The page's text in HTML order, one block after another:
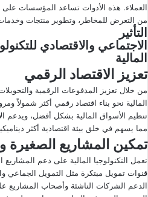
العملاء. هذه الأدوات تساعد المؤسسات على
من التعرض للمخاطر، وتطوير منتجات وخدمات
التأثير
الاجتماعي والاقتصادي
المالية
تعزيز الاقتصاد الرقمي
من خلال تعزيز المدفوعات الرقمية والتحويلات
المالية نحو بناء اقتصاد رقمي أكثر شمولاً
تنظيم الأسواق المالية بشكل أفضل، ويدعم
مما يسهم في خلق بيئة اقتصادية أكثر
تمكين المشاريع الصغيرة
تعمل التكنولوجيا المالية على دعم
قنوات تمويل مبتكرة مثل التمويل الجماعي
الدعم الشركات الناشئة وأصحاب المشاريع